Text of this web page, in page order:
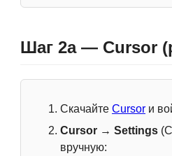
Шаг 2a — Cursor
Скачайте Cursor и
Cursor → Settings
вручную: